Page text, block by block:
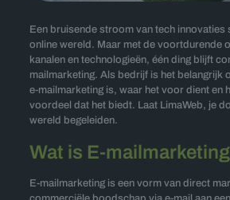
Een bruisende stroom van tech innovaties
online wereld. Maar met de voortdurende
kanalen en technologieën, één ding blijft
mailmarketing. Als bedrijf is het belangrijk
e-mailmarketing is, waar het voor dient en
voordeel dat het biedt. Laat LimaWeb, je
wereld begeleiden.
Wat is E-
E-mailmarketing is een vorm van direct